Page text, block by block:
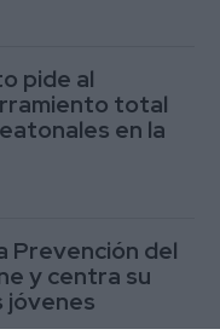
pide al
total
en la
Prevención del
y centra su
jóvenes